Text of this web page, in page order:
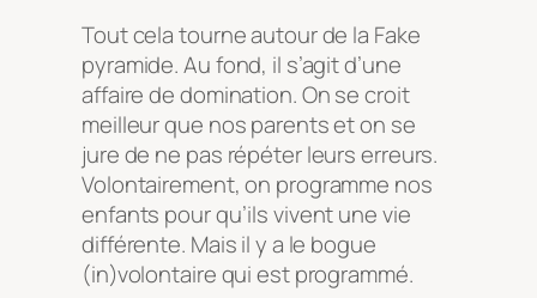
Tout cela tourne autour de la Fake
pyramide. Au fond, il s’agit d’une
affaire de domination. On se croit
meilleur que nos parents et on se
jure de ne pas répéter leurs erreurs.
Volontairement, on programme nos
enfants pour qu’ils vivent une vie
différente. Mais il y a le bogue
(in)volontaire qui est programmé.